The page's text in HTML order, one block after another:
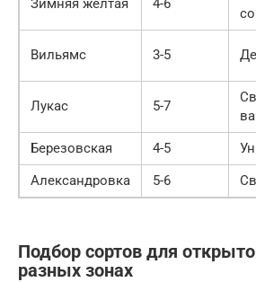
Зимняя желтая 4-6
Вильямс 3-5
Лукас 5-7
Березовская
4-5
Александровка
5-6
Подбор сортов для
разных зонах